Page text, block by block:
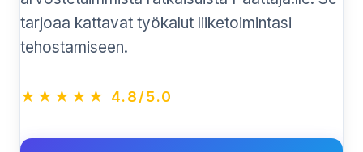
tarjoaa kattavat työkalut liiketoimintasi
tehostamiseen.
★★★★★ 4.8/5.0